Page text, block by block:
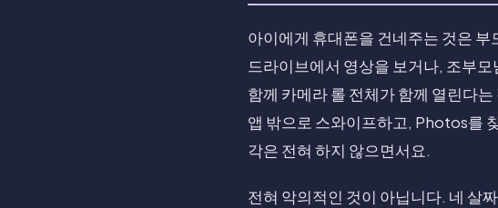
아이에게 휴대폰을 건네주는 것은
드라이브에서 영상을 보거나, 조부
함께 카메라 롤 전체가 함께 열린다
앱 밖으로 스와이프하고, Photos를
각은 전혀 하지 않으면서요.
전혀 악의적인 것이 아닙니다. 네 살